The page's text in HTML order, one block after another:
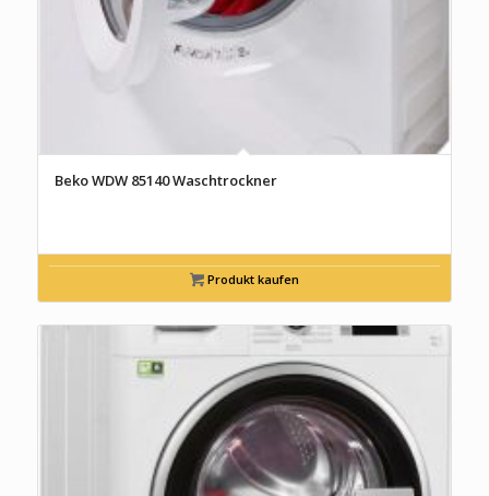
Beko WDW 85140 Waschtrockner
Produkt kaufen